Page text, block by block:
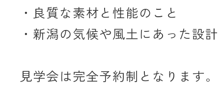
・良質な素材と性能のこと
・新潟の気候や風土にあった設
見学会は完全予約制となります。